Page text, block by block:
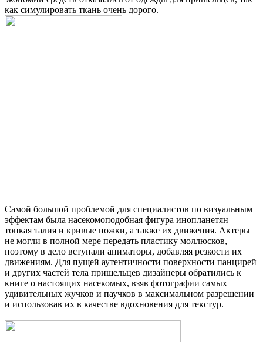
как симулировать ткань очень дорого.
Самой большой проблемой для специалистов по визуальным
эффектам была насекомоподобная фигура инопланетян —
тонкая талия и кривые ножки, а также их движения. Актеры
не могли в полной мере передать пластику моллюсков,
поэтому в дело вступали аниматоры, добавляя резкости их
движениям. Для пущей аутентичности поверхности панцирей
и других частей тела пришельцев дизайнеры обратились к
книге о настоящих насекомых, взяв фотографии самых
удивительных жучков и паучков в максимальном разрешении
и использовав их в качестве вдохновения для текстур.